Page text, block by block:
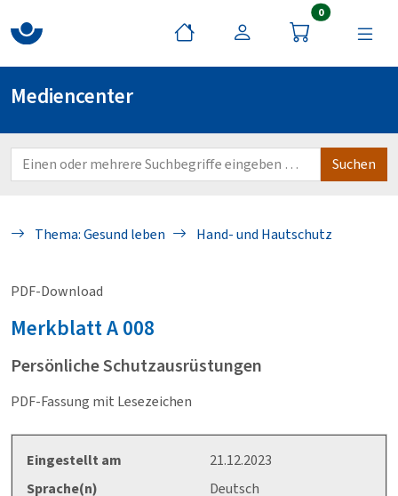
0Artikel im
Mediencenter
Thema: Gesund leben Hand- und Hautschutz
PDF-Download
MerkblattA 008
Persönliche Schutzausrüstungen
PDF-Fassung mit Lesezeichen
Eingestellt am
21.12.2023
Sprache(n)
Deutsch